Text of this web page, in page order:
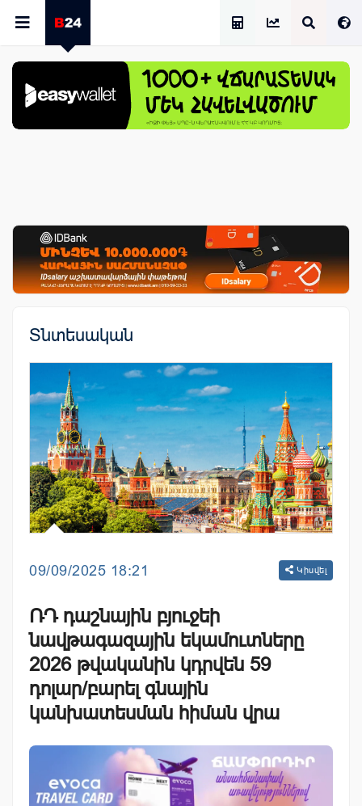
Տնտեսական
09/09/2025 18:21 Կիսվել
ՌԴ դաշնային բյուջեի
նավթագազային եկամուտները
2026 թվականին կդրվեն 59
դոլար/բարել գնային
կանխատեսման հիման վրա